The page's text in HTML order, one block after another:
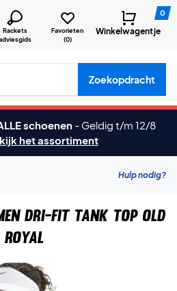
Rackets
Favorieten
(0)
0
Winkelwagentje
merken etc.
Zoekopdracht
schoenen - Geldig t/m 12/8
het assortiment
Hulp nodig?
Dri-FIT Tank Top Old
Royal